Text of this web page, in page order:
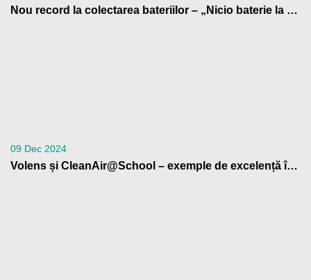
Nou record la colectarea bateriilor – „Nicio baterie la gunoi!” 2024
09 Dec 2024
Volens și CleanAir@School – exemple de excelență în educația climatică, la Bruxelles